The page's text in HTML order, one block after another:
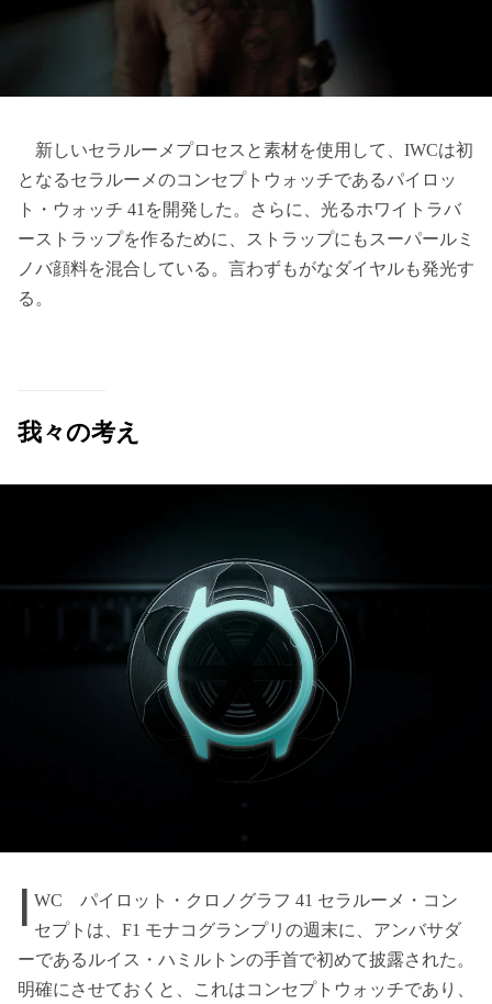
新しいセラルーメプロセスと素材を使用して、IWCは初
となるセラルーメのコンセプトウォッチであるパイロッ
ト・ウォッチ 41を開発した。さらに、光るホワイトラバ
ーストラップを作るために、ストラップにもスーパールミ
ノバ顔料を混合している。言わずもがなダイヤルも発光す
る。
我々の考え
I WC パイロット・クロノグラフ 41 セラルーメ・コン
セプトは、F1 モナコグランプリの週末に、アンバサダ
ーであるルイス・ハミルトンの手首で初めて披露された。
明確にさせておくと、これはコンセプトウォッチであり、